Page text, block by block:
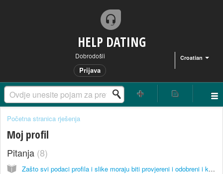
HELP DATING
Croatian
Dobrodošli
Prijava
Početna stranica rješenja
Moj profil
Pitanja 8
Zašto svi podaci profila i slike moraju biti provjereni i odobreni i koliko dugo to traje?